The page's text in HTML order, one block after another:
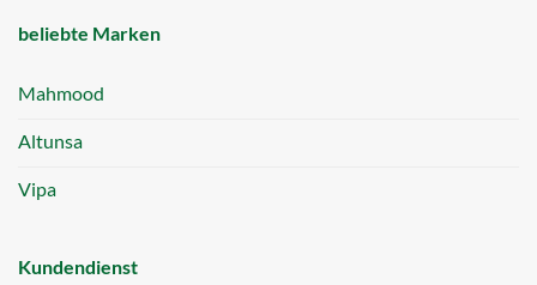
beliebte Marken
Mahmood
Altunsa
Vipa
Kundendienst